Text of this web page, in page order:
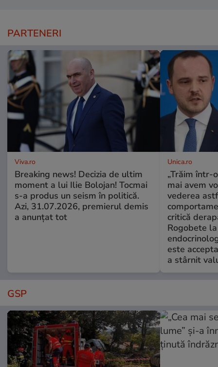
PARTENERI
Viva.ro
Breaking news! Decizia de ultim
moment a lui Ilie Bolojan! Tocmai
s-a produs un seism în politică.
Azi, 31.07.2026, premierul demis
a anunțat tot
Unica.ro
„Trăim într-
mai avem
vederea
critică
Rogobete
este
a stârnit
GSP